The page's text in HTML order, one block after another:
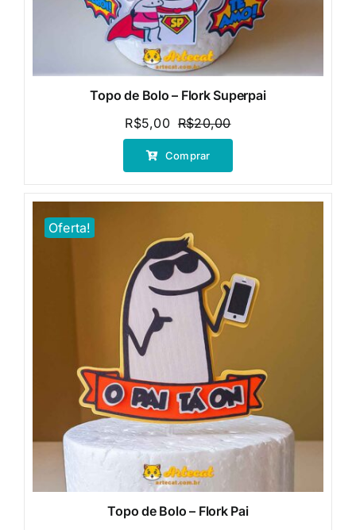
Topo de Bolo – Flork Superpai
R$20,00O
preço
era:
R$5,00
O
preço
é:
Comprar
Oferta!
Topo de Bolo – Flork Pai